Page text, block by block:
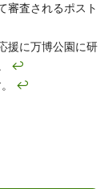
審査されるポスト
援に万博公園に研
↩
↩